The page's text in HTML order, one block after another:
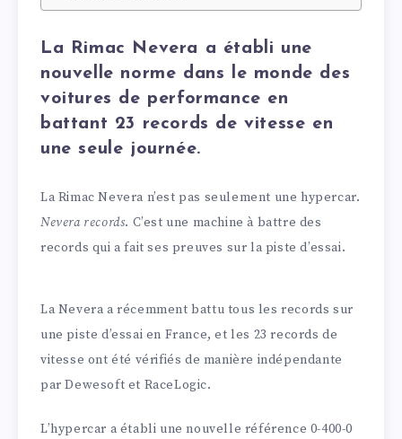
La Rimac Nevera a établi une
nouvelle norme dans le monde des
voitures de performance en
battant 23 records de vitesse en
une seule journée.
La Rimac Nevera n’est pas seulement une hypercar.
Nevera records. C’est une machine à battre des
records qui a fait ses preuves sur la piste d’essai.
La Nevera a récemment battu tous les records sur
une piste d’essai en France, et les 23 records de
vitesse ont été vérifiés de manière indépendante
par Dewesoft et RaceLogic.
L’hypercar a établi une nouvelle référence 0-400-0